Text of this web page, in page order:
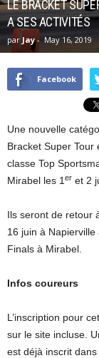
LE BRACKET
A SES ACTIVITÉS
par Jay- May 16, 2019
Facebook
Une nouvelle
Bracket Super
classe Top
Mirabel les 1 er et 2
Ils seront de retour
16 juin à
Finals à Mirabel.
Infos coureurs
L’inscription pour
sur le site incluse.
est déjà inscrit